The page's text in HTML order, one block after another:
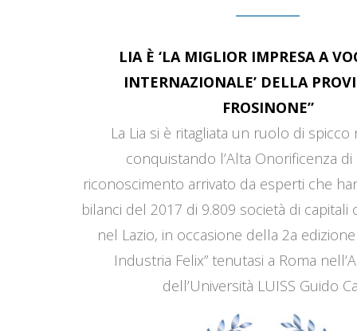
LIA È ‘LA MIGLIOR IMPRESA A
INTERNAZIONALE’ DELLA
FROSINONE”
La Lia si è ritagliata un ruolo di
conquistando l’Alta Onorificenza di
riconoscimento arrivato da esperti che
bilanci del 2017 di 9.809 società di capitali
nel Lazio, in occasione della 2a
Industria Felix” tenutasi a Roma
dell’Università LUISS Guido